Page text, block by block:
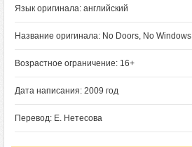
Язык оригинала: английский
Название оригинала: No Doors, No Windows
Возрастное ограничение: 16+
Дата написания: 2009 год
Перевод: Е. Нетесова